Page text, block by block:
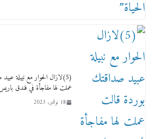
(5)لازال الحوار مع نبيلة
عملت لها مفاجأة في فندق
18 نوفمبر، 2023